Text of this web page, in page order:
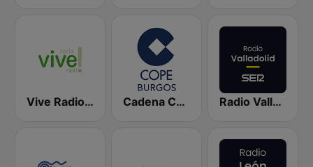
Vive Radio Soria Cadena COPE Burgos Radio Valladolid SER